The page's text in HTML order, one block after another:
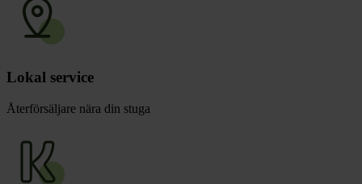
Lokal service
Återförsäljare nära din stuga